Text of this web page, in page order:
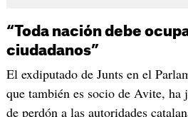
“Toda nación debe
ciudadanos”
El exdiputado de Junts en el
que también es socio de Avite,
de perdón a las autoridades